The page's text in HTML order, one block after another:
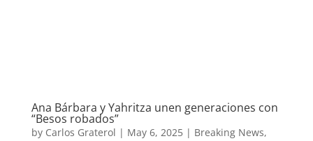
Ana Bárbara y Yahritza unen generaciones con
“Besos robados”
by Carlos Graterol | May 6, 2025| Breaking News,